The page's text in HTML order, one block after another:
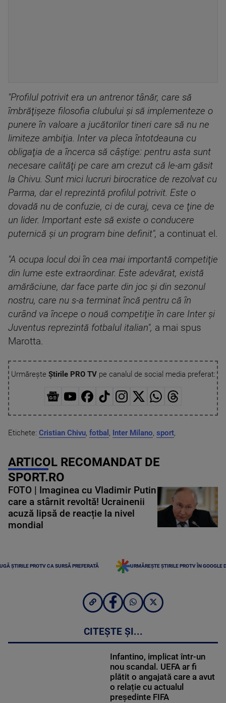
"Profilul potrivit era un antrenor tânăr, care să
îmbrăţişeze filosofia clubului şi să implementeze o
punere în valoare a jucătorilor tineri care să nu ne
limiteze ambiţia. Inter va pleca întotdeauna cu
obligaţia de a încerca să câştige: pentru asta sunt
necesare calităţi pe care am crezut că le-am găsit
la Chivu. Sunt mici lucruri birocratice de rezolvat cu
Parma, dar el reprezintă profilul potrivit. Este o
dovadă nu de confuzie, ci de curaj, ceva ce ţine de
un lider. Important este să existe o conducere
puternică şi un program bine definit", a continuat el.
"A ocupa locul doi în cea mai importantă competiţie
din lume este extraordinar. Este adevărat, există
amărăciune, dar face parte din joc şi din sezonul
nostru, care nu s-a terminat încă pentru că în
curând va începe o nouă competiţie în care Inter şi
Juventus reprezintă fotbalul italian", a mai spus
Marotta.
Urmărește Știrile PRO TVpe canalul de social media preferat:
Etichete: Cristian Chivu, fotbal , Inter Milano, sport,
ARTICOL RECOMANDAT DE
SPORT.RO
FOTO | Imaginea cu Vladimir Putin
care a stârnit revoltă! Ucrainenii
acuză lipsă de reacție la nivel
mondial
ȘTIRILE PROTV CA SURSĂ PREFERATĂ URMĂREȘTE ȘTIRILE PROTV ÎN GOOGLE
CITEȘTE ȘI...
Infantino, implicat într-un
nou scandal. UEFA ar fi
plătit o angajată care a avut
o relație cu actualul
președinte FIFA